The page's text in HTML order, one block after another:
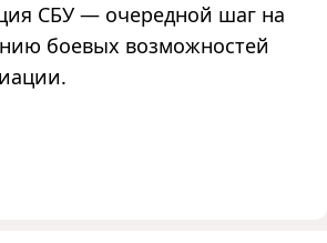
СБУ — очередной шаг на
боевых возможностей